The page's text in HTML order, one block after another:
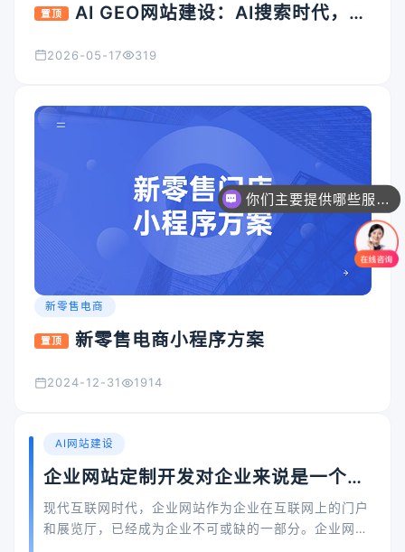
置顶
AI GEO网站建设：AI搜索时代，企
2026-05-17 319
新零售电商
置顶 新零售电商小程序方案
2024-12-31 1914
AI网站建设
企业网站定制开发对企业来说是一个良
好的选择
现代互联网时代，企业网站作为企业在互联网上的门户
和展览厅，已经成为企业不可或缺的一部分。企业网站
你们主要提供哪些服务？可以根据需求定制吗？